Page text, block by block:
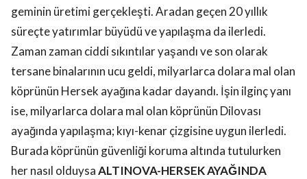
geminin üretimi gerçekleşti. Aradan geçen 20 yıllık
süreçte yatırımlar büyüdü ve yapılaşma da ilerledi.
Zaman zaman ciddi sıkıntılar yaşandı ve son olarak
tersane binalarının ucu geldi, milyarlarca dolara mal olan
köprünün Hersek ayağına kadar dayandı. İşin ilginç yanı
ise, milyarlarca dolara mal olan köprünün Dilovası
ayağında yapılaşma; kıyı-kenar çizgisine uygun ilerledi.
Burada köprünün güvenliği koruma altında tutulurken
her nasıl olduysaALTINOVA-HERSEK AYAĞINDA